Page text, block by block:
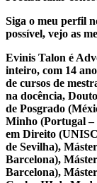
Siga o meu perfil
possível, vejo as
Evinis Talon é
inteiro, com 14
de cursos de
na docência,
de Posgrado
Minho (Portugal –
em Direito
de Sevilha),
Barcelona),
Barcelona),